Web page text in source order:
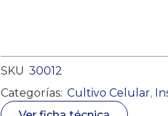
SKU 30012
Categorías: Cultivo Celular,